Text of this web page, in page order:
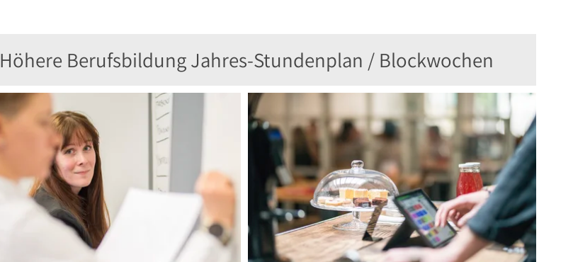
Höhere Berufsbildung Jahres-Stundenplan / Blockwochen